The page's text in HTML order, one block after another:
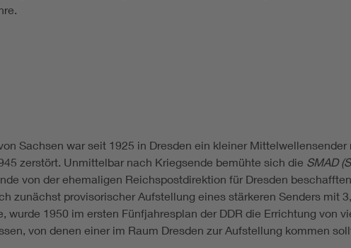
Sachsen war seit 1925 in Dresden ein kleiner
zerstört. Unmittelbar nach Kriegsende bemühte sich die SMAD
von der ehemaligen Reichspostdirektion für Dresden
zunächst provisorischer Aufstellung eines stärkeren Senders mit
wurde 1950 im ersten Fünfjahresplan der DDR die Errichtung von
von denen einer im Raum Dresden zur Aufstellung kommen